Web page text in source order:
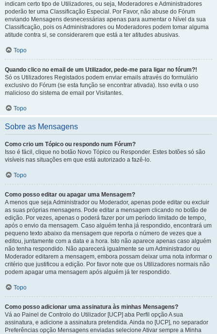
indicam certo tipo de Utilizadores, ou seja, Moderadores e Administradores
poderão ter uma Classificação Especial. Por Favor, não abuse do Fórum
enviando Mensagens desnecessárias apenas para aumentar o Nível da sua
Classificação, pois os Administradores ou Moderadores podem tomar alguma
atitude contra si, se considerarem que está a ter atitudes abusivas.
Topo
Quando clico no email de um Utilizador, pede-me para ligar no fórum?!
Só os Utilizadores Registados podem enviar emails através do formulário
exclusivo do Fórum (se esta função se encontrar ativada). Isso evita o uso
malicioso do sistema de email por Visitantes.
Topo
Sobre as Mensagens
Como crio um Tópico ou respondo num Fórum?
Isso é fácil, clique no botão Novo Tópico ou Responder. Estes botões só são
visíveis nas situações em que está autorizado a fazê-lo.
Topo
Como posso editar ou apagar uma Mensagem?
A menos que seja Administrador ou Moderador, apenas pode editar ou excluir
as suas próprias mensagens. Pode editar a mensagem clicando no botão de
edição. Por vezes, apenas o poderá fazer por um período limitado de tempo,
após o envio da mensagem. Caso alguém tenha já respondido, encontrará um
pequeno texto abaixo da mensagem que reporta o número de vezes que a
editou, juntamente com a data e a hora. Isto não aparece apenas caso alguém
não tenha respondido. Não aparecerá igualmente se um Administrador ou
Moderador editarem a mensagem, embora possam deixar uma nota informar o
critério que justificou a edição. Por favor note que os Utilizadores normais não
podem apagar uma mensagem após alguém já ter respondido.
Topo
Como posso adicionar uma assinatura às minhas Mensagens?
Vá ao Painel de Controlo do Utilizador [UCP] aba Perfil opção A sua
assinatura, e adicione a assinatura pretendida. Ainda no [UCP], no separador
Preferências opção Mensagens enviadas selecione Ativar sempre a Minha